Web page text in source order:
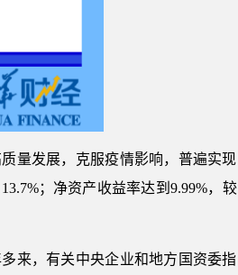
量发展，克服疫情影响，普遍实现
；净资产收益率达到9.99%，较
来，有关中央企业和地方国资委指